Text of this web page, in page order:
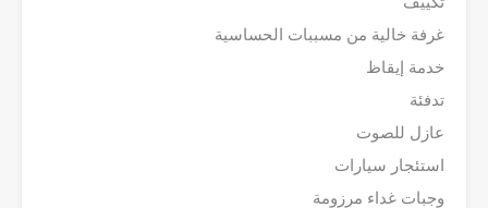
غرفة خالية من مسببات الحساسية
خدمة إيقاظ
تدفئة
عازل للصوت
استئجار سيارات
وجبات غداء مرزومة